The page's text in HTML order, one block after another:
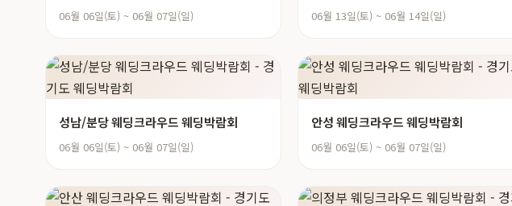
06월 06일(토) ~ 06월 07일(일) 06월 13일(토) ~ 06월 14일(일)
성남/분당 웨딩크라우드 웨딩박람회
06월 06일(토) ~ 06월 07일(일)
안성 웨딩크라우드 웨딩박람회
06월 06일(토) ~ 06월 07일(일)